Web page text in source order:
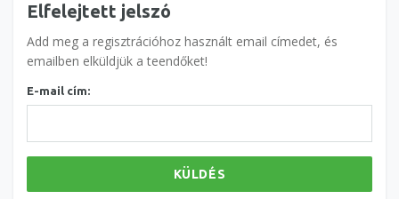
Elfelejtett jelszó
Add meg a regisztrációhoz használt email címedet, és
emailben elküldjük a teendőket!
E-mail cím:
KÜLDÉS